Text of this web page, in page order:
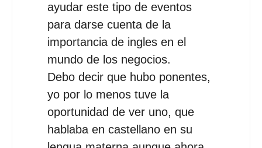
ayudar este tipo de eventos
para darse cuenta de la
importancia de ingles en el
mundo de los negocios.
Debo decir que hubo ponentes,
yo por lo menos tuve la
oportunidad de ver uno, que
hablaba en castellano en su